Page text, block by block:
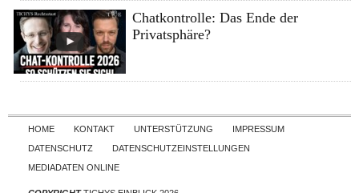
Chatkontrolle: Das Ende der
Privatsphäre?
Skip to content
HOME KONTAKT UNTERSTÜTZUNG
IMPRESSUM
DATENSCHUTZ
DATENSCHUTZEINSTELLUNGEN
MEDIADATEN ONLINE